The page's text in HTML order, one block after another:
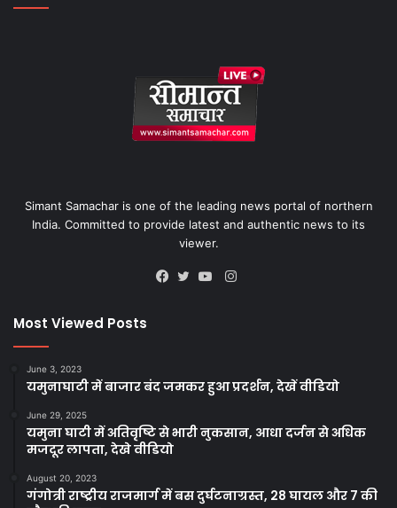
Simant Samachar is one of the leading news portal of northern
India. Committed to provide latest and authentic news to its
viewer.
Instagram
Most Viewed Posts
June 3, 2023
यमुनाघाटी में बाजार बंद जमकर हुआ प्रदर्शन, देखें वीडियो
June 29, 2025
यमुना घाटी में अतिवृष्टि से भारी नुकसान, आधा दर्जन से अधिक
मजदूर लापता, देखे वीडियो
August 20, 2023
गंगोत्री राष्ट्रीय राजमार्ग में बस दुर्घटनाग्रस्त, 28 घायल और 7 की